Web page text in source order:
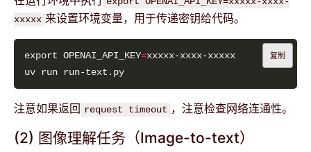
xxxxx 来设置环境变量，用于传递密钥给代码。
export OPENAI_API_KEY= 复制
注意如果返回 request timeout ，注意检查网络连通性。
(2) 图像理解任务（Image-to-text）